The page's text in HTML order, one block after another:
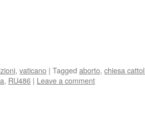
, vaticano | Tagged aborto, chiesa
, RU486 | Leave a comment